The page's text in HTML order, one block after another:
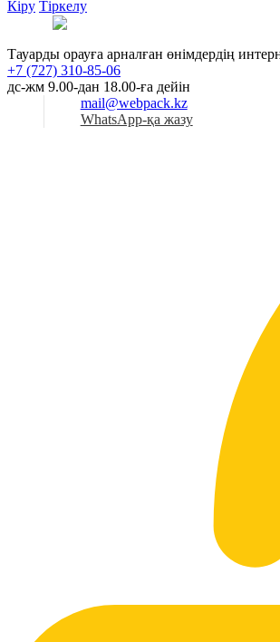
Кіру Тіркелу
Тауарды орауға арналған өнімдердің
+7 (727) 310-85-06
дс-жм 9.00-дан 18.00-ға дейін
mail@webpack.kz
WhatsApp-қа жазу